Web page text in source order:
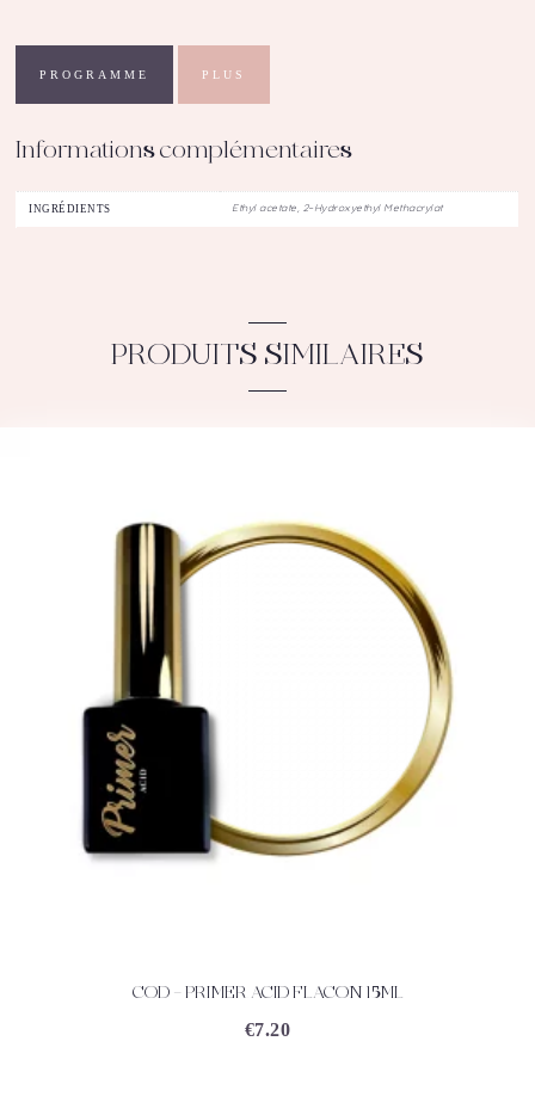
PROGRAMME PLUS
Informations complémentaires
INGRÉDIENTS Ethyl acetate, 2-Hydroxyethyl Methacrylat
PRODUITS SIMILAIRES
ACHETEZ DÉTAILS
COD – PRIMER ACID FLACON 15ML
€7.20